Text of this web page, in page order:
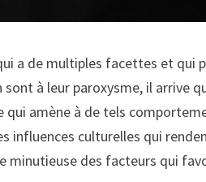
a de multiples facettes et qui
à leur paroxysme, il arrive
qui amène à de tels
influences culturelles qui
minutieuse des facteurs qui